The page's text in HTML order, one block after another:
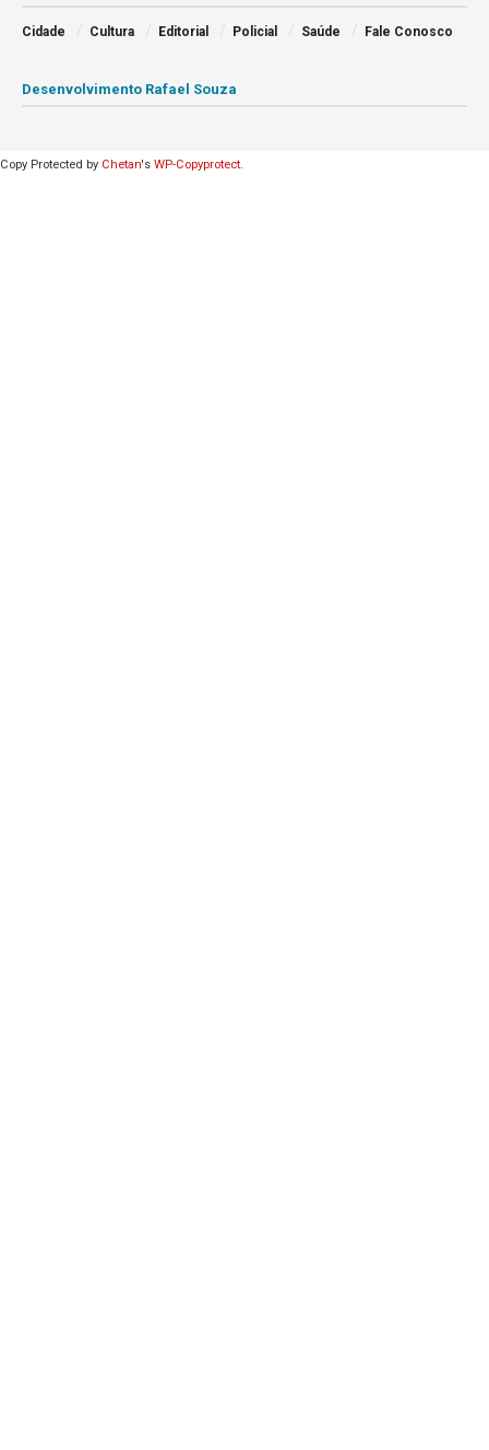
Cidade Cultura Editorial Policial Saúde Fale Conosco
Desenvolvimento Rafael Souza
Copy Protected by Chetan's WP-Copyprotect.